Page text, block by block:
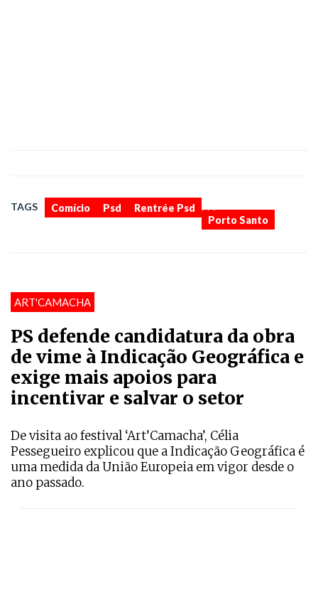
TAGS Comício Psd Rentrée Psd
Porto Santo
ART'CAMACHA
PS defende candidatura da obra
de vime à Indicação Geográfica e
exige mais apoios para
incentivar e salvar o setor
De visita ao festival ‘Art’Camacha’, Célia
Pessegueiro explicou que a Indicação Geográfica é
uma medida da União Europeia em vigor desde o
ano passado.